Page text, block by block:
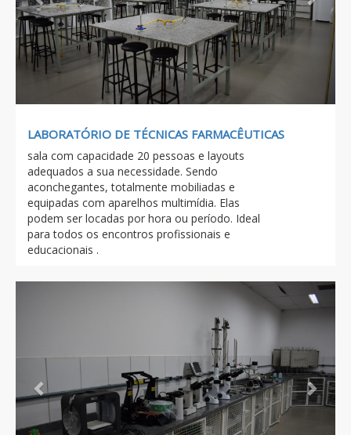
LABORATÓRIO DE TÉCNICAS FARMACÊUTICAS
sala com capacidade 20 pessoas e layouts
adequados a sua necessidade. Sendo
aconchegantes, totalmente mobiliadas e
equipadas com aparelhos multimídia. Elas
podem ser locadas por hora ou período. Ideal
para todos os encontros profissionais e
educacionais .
Next